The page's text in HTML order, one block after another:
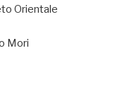
Orientale
Mori